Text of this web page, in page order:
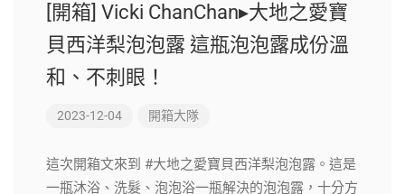
[開箱] Vicki ChanChan▸大地之愛寶
貝西洋梨泡泡露 這瓶泡泡露成份溫
和、不刺眼！
2023-12-04 開箱大隊
這次開箱文來到 #大地之愛寶貝西洋梨泡泡露。這是
一瓶沐浴、洗髮、泡泡浴一瓶解決的泡泡露，十分方